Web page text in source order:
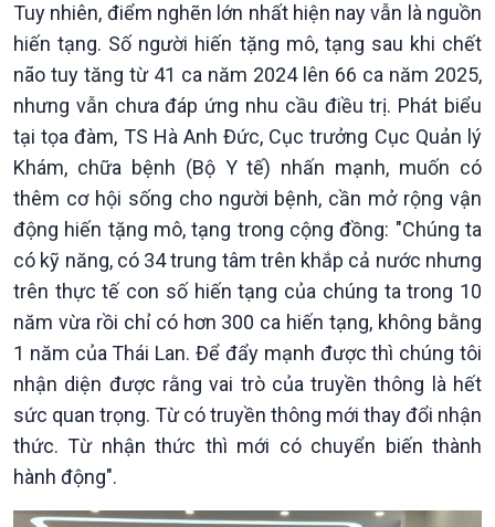
Kinh tế
Tin Kinh tế
Trước giờ mở cửa
Dòng chảy Kinh tế
Sức sống hàng Việt
Nông nghiệp & Biển đảo
Tin Nông nghiệp & Biển
đảo
Mùa vàng
Tuy nhiên, điểm nghẽn lớn nhất hiện nay vẫn là nguồn
hiến tạng. Số người hiến tặng mô, tạng sau khi chết
não tuy tăng từ 41 ca năm 2024 lên 66 ca năm 2025,
nhưng vẫn chưa đáp ứng nhu cầu điều trị. Phát biểu
tại tọa đàm, TS Hà Anh Đức, Cục trưởng Cục Quản lý
Khám, chữa bệnh (Bộ Y tế) nhấn mạnh, muốn có
thêm cơ hội sống cho người bệnh, cần mở rộng vận
động hiến tặng mô, tạng trong cộng đồng: "Chúng ta
có kỹ năng, có 34 trung tâm trên khắp cả nước nhưng
trên thực tế con số hiến tạng của chúng ta trong 10
năm vừa rồi chỉ có hơn 300 ca hiến tạng, không bằng
1 năm của Thái Lan. Để đẩy mạnh được thì chúng tôi
nhận diện được rằng vai trò của truyền thông là hết
sức quan trọng. Từ có truyền thông mới thay đổi nhận
thức. Từ nhận thức thì mới có chuyển biến thành
hành động".